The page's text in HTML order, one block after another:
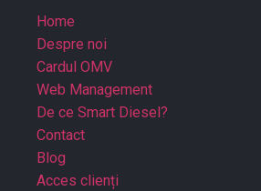
Home
Despre noi
Cardul OMV
Web Management
De ce Smart Diesel?
Contact
Blog
Acces clienți